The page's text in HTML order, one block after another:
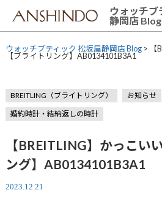
content
ウォッチブ
静岡店 Blog
ウォッチブティック 松坂屋静岡店 Blog>
【ブライトリング】AB0134101B3A1
BREITLING（ブライトリング） お知らせ
婚約時計・結納返しの時計
【BREITLING】かっこい
ング】AB0134101B3A1
2023.12.21